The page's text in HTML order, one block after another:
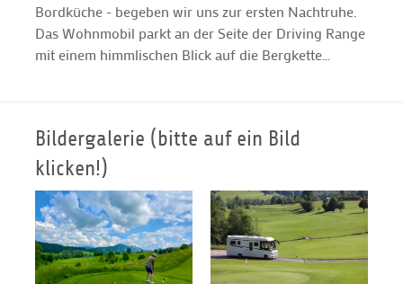
Bordküche - begeben wir uns zur ersten Nachtruhe.
Das Wohnmobil parkt an der Seite der Driving Range
mit einem himmlischen Blick auf die Bergkette…
Bildergalerie (bitte auf ein Bild
klicken!)